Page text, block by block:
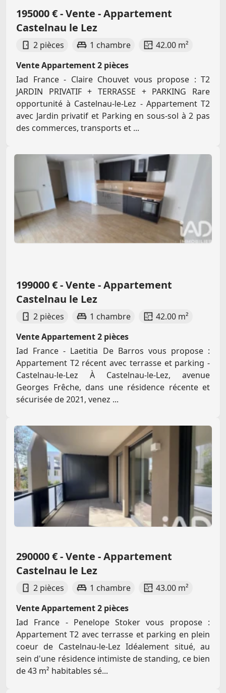
195000 € - Vente - Appartement
Castelnau le Lez
2 pièces 1 chambre
42.00 m²
Vente Appartement 2 pièces
Iad France - Claire Chouvet vous propose : T2
JARDIN PRIVATIF + TERRASSE + PARKING Rare
opportunité à Castelnau-le-Lez - Appartement T2
avec Jardin privatif et Parking en sous-sol à 2 pas
des commerces, transports et ...
199000 € - Vente - Appartement
Castelnau le Lez
2 pièces 1 chambre
42.00 m²
Vente Appartement 2 pièces
Iad France - Laetitia De Barros vous propose :
Appartement T2 récent avec terrasse et parking -
Castelnau-le-Lez À Castelnau-le-Lez, avenue
Georges Frêche, dans une résidence récente et
sécurisée de 2021, venez ...
290000 € - Vente - Appartement
Castelnau le Lez
2 pièces 1 chambre
43.00 m²
Vente Appartement 2 pièces
Iad France - Penelope Stoker vous propose :
Appartement T2 avec terrasse et parking en plein
coeur de Castelnau-le-Lez Idéalement situé, au
sein d'une résidence intimiste de standing, ce bien
de 43 m² habitables sé...